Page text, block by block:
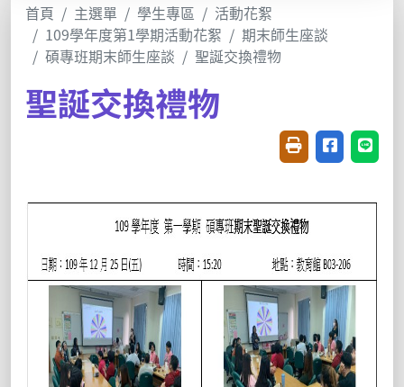
首頁 主選單 學生專區
活動花絮
109學年度第1學期活動花絮
期末師生座談
碩專班期末師生座談
聖誕交換禮物
聖誕交換禮物
友善列印(開新視
分享至臉書
分享